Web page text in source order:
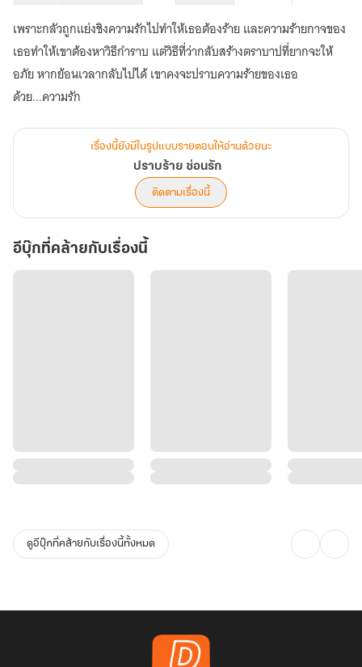
เพราะกลัวถูกแย่งชิงความรักไปทำให้เธอต้องร้าย และความร้ายกาจของ
เธอทำให้เขาต้องหาวิธีกำราบ แต่วิธีที่ว่ากลับสร้างตราบาปที่ยากจะให้
อภัย หากย้อนเวลากลับไปได้ เขาคงจะปราบความร้ายของเธอ
ด้วย...ความรัก
เรื่องนี้ยังมีในรูปแบบรายตอนให้อ่านด้วยนะ
ปราบร้าย ซ่อนรัก
ติดตามเรื่องนี้
อีบุ๊กที่คล้ายกับเรื่องนี้
ดูอีบุ๊กที่คล้ายกับเรื่องนี้ทั้งหมด